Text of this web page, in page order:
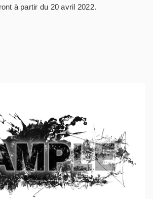
à partir du 20 avril 2022.